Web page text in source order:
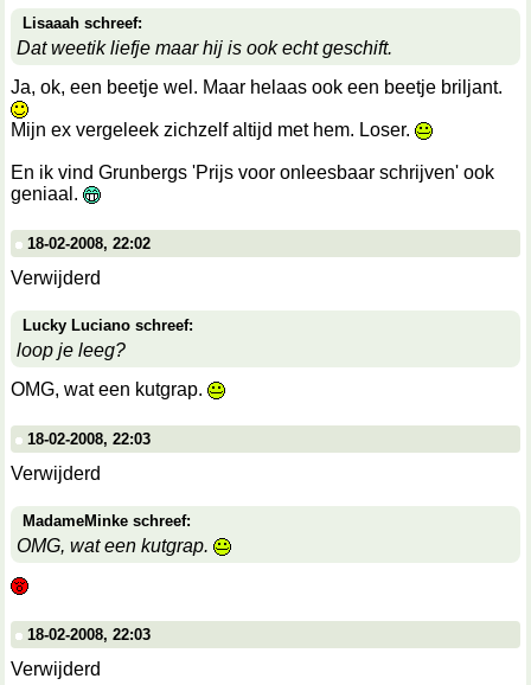
Lisaaah schreef:
Dat weetik liefje maar hij is ook echt geschift.
Ja, ok, een beetje wel. Maar helaas ook een beetje briljant.
Mijn ex vergeleek zichzelf altijd met hem. Loser.
En ik vind Grunbergs 'Prijs voor onleesbaar schrijven' ook
geniaal.
18-02-2008, 22:02
Verwijderd
Lucky Luciano schreef:
loop je leeg?
OMG, wat een kutgrap.
18-02-2008, 22:03
Verwijderd
MadameMinke schreef:
OMG, wat een kutgrap.
18-02-2008, 22:03
Verwijderd